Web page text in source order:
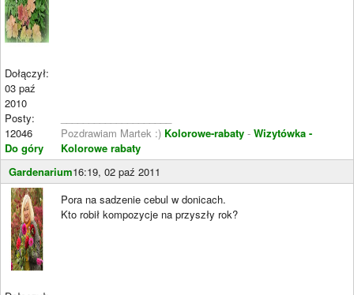
Dołączył:
03 paź
2010
Posty:
12046
Do góry
Pozdrawiam Martek :) Kolorowe-rabaty - Wizytówka -
Kolorowe rabaty
Gardenarium16:19, 02 paź 2011
Pora na sadzenie cebul w donicach.
Kto robił kompozycje na przyszły rok?